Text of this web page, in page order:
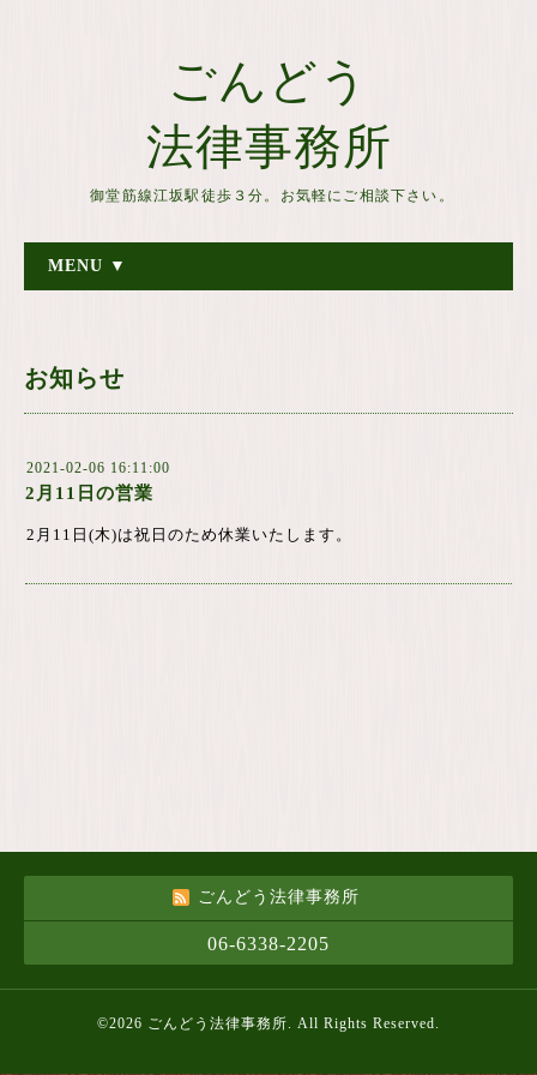
ごんどう
法律事務所
御堂筋線江坂駅徒歩３分。お気軽にご相談下さい。
MENU ▼
お知らせ
2021-02-06 16:11:00
2月11日の営業
2月11日(木)は祝日のため休業いたします。
ごんどう法律事務所
06-6338-2205
©2026 ごんどう法律事務所. All Rights Reserved.